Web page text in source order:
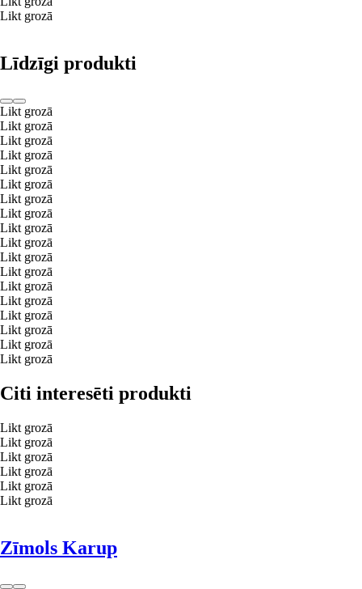
Likt grozā
Līdzīgi produkti
Likt grozā
Likt grozā
Likt grozā
Likt grozā
Likt grozā
Likt grozā
Likt grozā
Likt grozā
Likt grozā
Likt grozā
Likt grozā
Likt grozā
Likt grozā
Likt grozā
Likt grozā
Likt grozā
Likt grozā
Likt grozā
Citi interesēti produkti
Likt grozā
Likt grozā
Likt grozā
Likt grozā
Likt grozā
Likt grozā
Zīmols Karup